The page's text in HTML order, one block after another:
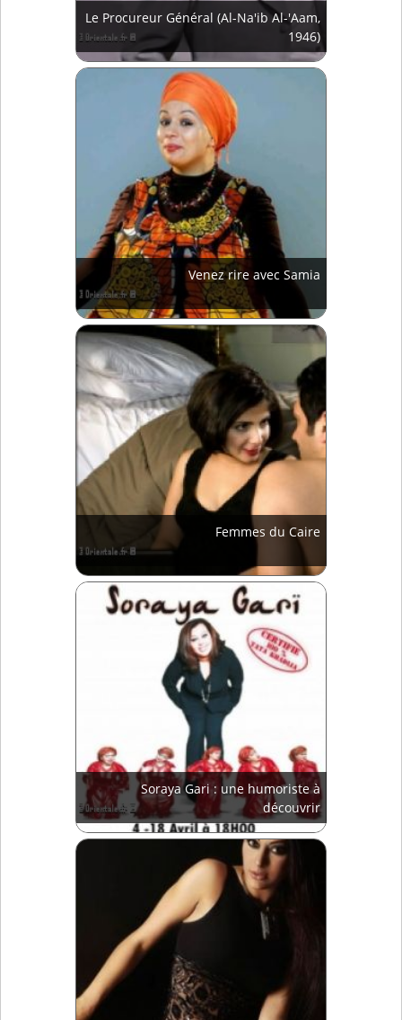
Le Procureur Général (Al-Na'ib Al-'Aam,
1946)
Venez rire avec Samia
Femmes du Caire
Soraya Gari : une humoriste à
découvrir